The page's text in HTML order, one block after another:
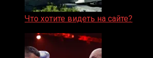
Что хотите видеть на сайте?